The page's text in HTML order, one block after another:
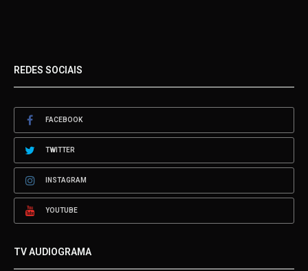
REDES SOCIAIS
FACEBOOK
TWITTER
INSTAGRAM
YOUTUBE
TV AUDIOGRAMA